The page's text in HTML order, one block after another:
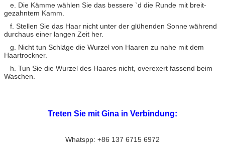
e. Die Kämme wählen Sie das bessere `d die Runde mit breit-
gezahntem Kamm.
f. Stellen Sie das Haar nicht unter der glühenden Sonne während
durchaus einer langen Zeit her.
g. Nicht tun Schläge die Wurzel von Haaren zu nahe mit dem
Haartrockner.
h. Tun Sie die Wurzel des Haares nicht, overexert fassend beim
Waschen.
Treten Sie mit Gina in Verbindung:
Whatspp: +86 137 6715 6972